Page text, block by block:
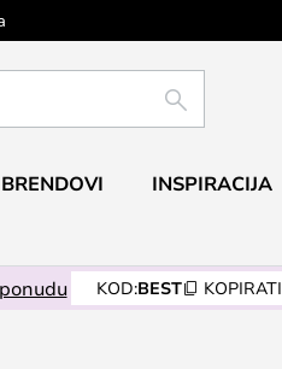
TRAŽI
BRENDOVI INSPIRACIJA
KOD:BEST KOPIRATI